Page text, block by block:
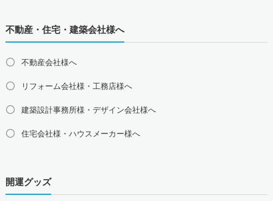
富山県の占い師募集・求人
福井県の占い師募集・求人
関西地方の占い師募集・求人
大阪府の占い師募集・求人
兵庫県の占い師募集・求人
奈良県の占い師募集・求人
和歌山県の占い師募集・求人
中国地方の占い師募集・求人
山口県の占い師募集・求人
不動産・住宅・建築会社様へ
不動産会社様へ
リフォーム会社様・工務店様へ
建築設計事務所様・デザイン会社様へ
住宅会社様・ハウスメーカー様へ
開運グッズ